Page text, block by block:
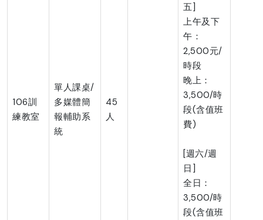
106訓
練教室
單人課桌/
多媒體簡
報輔助系
統
45
人
五]
上午及下
午：
2,500元/
時段
晚上：
3,500/時
段(含值班
費)
[週六/週
日]
全日：
3,500/時
段(含值班